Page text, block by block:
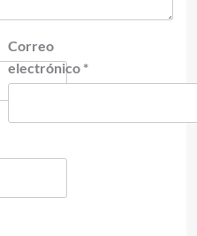
Correo
electrónico *